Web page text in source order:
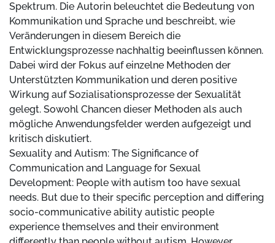
Spektrum. Die Autorin beleuchtet die Bedeutung von
Kommunikation und Sprache und beschreibt, wie
Veränderungen in diesem Bereich die
Entwicklungsprozesse nachhaltig beeinflussen können.
Dabei wird der Fokus auf einzelne Methoden der
Unterstützten Kommunikation und deren positive
Wirkung auf Sozialisationsprozesse der Sexualität
gelegt. Sowohl Chancen dieser Methoden als auch
mögliche Anwendungsfelder werden aufgezeigt und
kritisch diskutiert.
Sexuality and Autism: The Significance of
Communication and Language for Sexual
Development: People with autism too have sexual
needs. But due to their specific perception and differing
socio-communicative ability autistic people
experience themselves and their environment